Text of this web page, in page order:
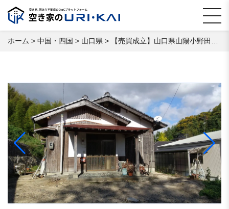
ホーム > 中国・四国 > 山口県 > 【売買成立】山口県山陽小野田市西高泊 空き家